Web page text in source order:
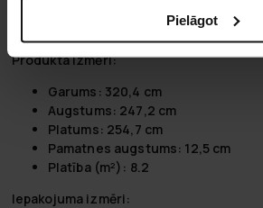
Pielāgot
Tiek komplektā ar pamatni
Produkta izmēri:
Garums: 320,4 cm
Augstums: 247,2 cm
Platums: 254,7 cm
Pamatnes augstums: 12,5 cm
Platība (m²): 8.2
Iepakojuma izmēri: